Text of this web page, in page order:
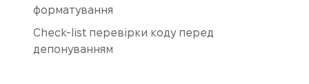
форматування
Check-list перевірки коду перед
депонуванням